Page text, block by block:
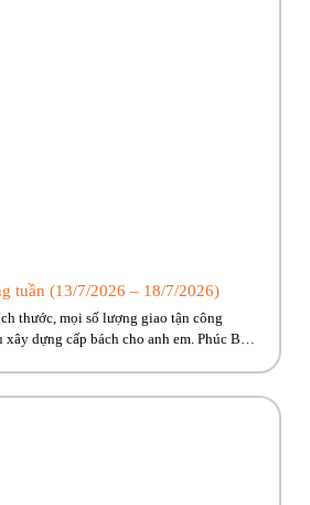
tuần (13/7/2026 – 18/7/2026)
thước, mọi số lượng giao tận công
dựng cấp bách cho anh em. Phúc Bền